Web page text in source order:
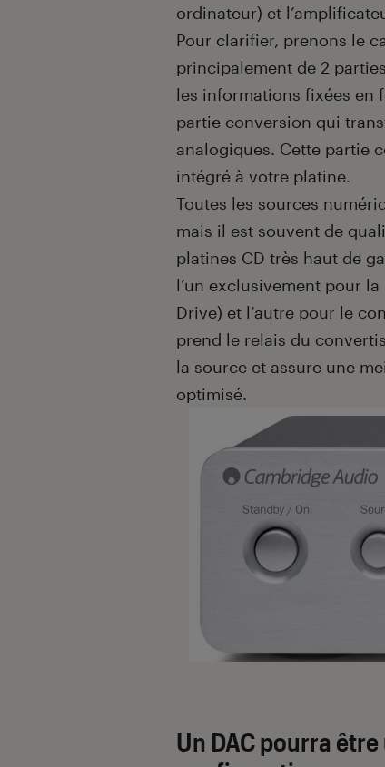
ordinateur) et
Pour clarifier, prenons le
principalement de 2
les informations fixées en
partie conversion qui
analogiques. Cette partie
intégré à votre platine.
Toutes les sources
mais il est souvent de
platines CD très haut de
l’un exclusivement pour
Drive) et l’autre pour le
prend le relais du
la source et assure une
optimisé.
Un DAC pourra